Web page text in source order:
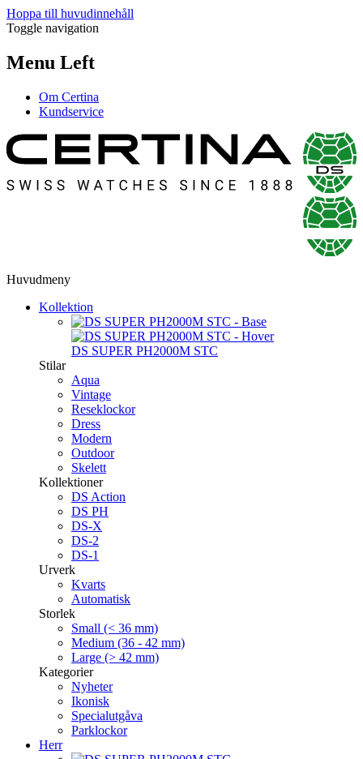
Hoppa till huvudinnehåll
Toggle navigation
Menu Left
Om Certina
Kundservice
Huvudmeny
Kollektion
DS SUPER PH2000M STC
Stilar
Aqua
Vintage
Reseklockor
Dress
Modern
Outdoor
Skelett
Kollektioner
DS Action
DS PH
DS-X
DS-2
DS-1
Urverk
Kvarts
Automatisk
Storlek
Small (< 36 mm)
Medium (36 - 42 mm)
Large (> 42 mm)
Kategorier
Nyheter
Ikonisk
Specialutgåva
Parklockor
Herr